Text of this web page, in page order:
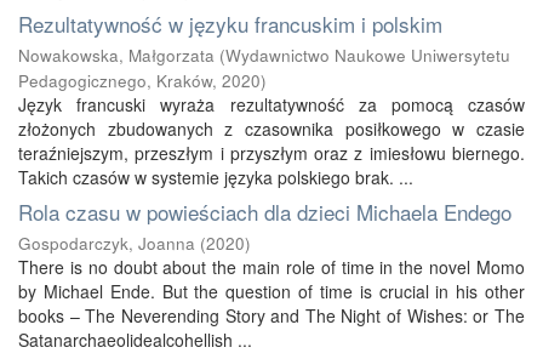
Rezultatywność w języku francuskim i polskim
Nowakowska, Małgorzata (Wydawnictwo Naukowe Uniwersytetu
Pedagogicznego, Kraków, 2020)
Język francuski wyraża rezultatywność za pomocą czasów
złożonych zbudowanych z czasownika posiłkowego w czasie
teraźniejszym, przeszłym i przyszłym oraz z imiesłowu biernego.
Takich czasów w systemie języka polskiego brak. ...
Rola czasu w powieściach dla dzieci Michaela Endego
Gospodarczyk, Joanna (2020)
There is no doubt about the main role of time in the novel Momo
by Michael Ende. But the question of time is crucial in his other
books – The Neverending Story and The Night of Wishes: or The
Satanarchaeolidealcohellish ...